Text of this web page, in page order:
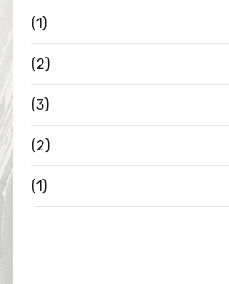
(1)
(2)
(3)
(2)
(1)